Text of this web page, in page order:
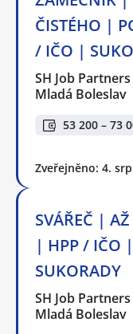
ČISTÉHO |
/ IČO |
SH Job
Mladá Boleslav
53 200 – 73
Zveřejněno: 4.
SVÁŘEČ |
| HPP / IČO
SUKORADY
SH Job
Mladá Boleslav